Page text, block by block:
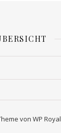
von WP Royal